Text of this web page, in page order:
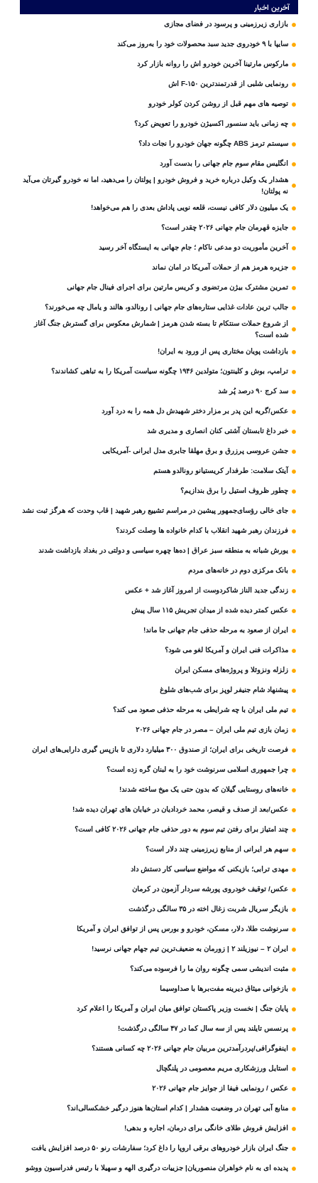
آخرین اخبار
بازاری زیرزمینی و پرسود در فضای مجازی
سایپا با ۹ خودروی جدید سبد محصولات خود را به‌روز می‌کند
مارکوس مارتینا آخرین خودرو اش را روانه بازار کرد
رونمایی شلبی از قدرتمندترین F-۱۵۰ اش
توصیه های مهم قبل از روشن کردن کولر خودرو
چه زمانی باید سنسور اکسیژن خودرو را تعویض کرد؟
سیستم ترمز ABS چگونه جهان خودرو را نجات داد؟
انگلیس مقام سوم جام‌ جهانی را بدست آورد
هشدار یک وکیل درباره خرید و فروش خودرو | پولتان را می‌دهید، اما نه خودرو گیرتان می‌آید
نه پولتان!
یک میلیون دلار کافی نیست، قلعه‌ نویی پاداش بعدی را هم می‌خواهد!
جایزه قهرمان جام جهانی ۲۰۲۶ چقدر است؟
آخرین مأموریت دو مدعی ناکام ؛ جام جهانی به ایستگاه آخر رسید
جزیره هرمز هم از حملات آمریکا در امان نماند
تمرین مشترک بیژن مرتضوی و کریس مارتین برای اجرای فینال جام جهانی
جالب ترین عادات غذایی ستاره‌های جام جهانی | رونالدو، هالند و یامال چه می‌خورند؟
از شروع حملات سنتکام تا بسته شدن هرمز | شمارش معکوس برای گسترش جنگ آغاز
شده است؟
بازداشت پویان مختاری پس از ورود به ایران!
ترامپ، بوش و کلینتون؛ متولدین ۱۹۴۶ چگونه سیاست آمریکا را به تباهی کشاندند؟
سد کرج ۹۰ درصد پُر شد
عکس/گریه این پدر بر مزار دختر شهیدش دل همه را به درد آورد
خبر داغ تابستان آشتی کنان انصاری و مدیری شد
جشن عروسی پرزرق و برق مهلقا جابری مدل ایرانی -آمریکایی
آیتک سلامت: طرفدار کریستیانو رونالدو هستم
چطور ظروف استیل را برق بندازیم؟
جای خالی رؤسای‌جمهور پیشین در مراسم تشییع رهبر شهید | قاب وحدت که هرگز ثبت نشد
فرزندان رهبر شهید انقلاب با کدام خانواده ها وصلت کردند؟
یورش شبانه به منطقه سبز عراق | ده‌ها چهره سیاسی و دولتی در بغداد بازداشت شدند
بانک مرکزی دوم در خانه‌های مردم
زندگی جدید الناز شاکردوست از امروز آغاز شد + عکس
عکس کمتر دیده شده از میدان تجریش ۱۱۵ سال پیش
ایران از صعود به مرحله حذفی جام جهانی جا ماند!
مذاکرات فنی ایران و آمریکا لغو می شود؟
زلزله ونزوئلا و پروژه‌های مسکن ایران
پیشنهاد شام جنیفر لوپز برای شب‌های شلوغ
تیم ملی ایران با چه شرایطی به مرحله حذفی صعود می کند؟
زمان بازی تیم ملی ایران – مصر در جام جهانی ۲۰۲۶
فرصت تاریخی برای ایران؛ از صندوق ۳۰۰ میلیارد دلاری تا بازپس گیری دارایی‌های ایران
چرا جمهوری اسلامی سرنوشت خود را به لبنان گره زده است؟
خانه‌های روستایی گیلان که بدون حتی یک میخ ساخته شدند!
عکس/بعد از صدف و قیصر، محمد خردادیان در خیابان های تهران دیده شد!
چند امتیاز برای رفتن تیم سوم به دور حذفی جام جهانی ۲۰۲۶ کافی است؟
سهم هر ایرانی از منابع زیرزمینی چند دلار است؟
مهدی ترابی؛ بازیکنی که مواضع سیاسی‌ کار دستش داد
عکس/ توقیف خودروی پورشه سردار آزمون در کرمان
بازیگر سریال شربت زغال‌ اخته در ۳۵ سالگی درگذشت
سرنوشت طلا، دلار، مسکن، خودرو و بورس پس از توافق ایران و آمریکا
ایران ۲ – نیوزیلند ۲ | زورمان به ضعیف‌ترین تیم جهام جهانی نرسید!
مثبت‌ اندیشی سمی چگونه روان ما را فرسوده می‌کند؟
بازخوانی میثاق دیرینه مفت‌برها با صداوسیما
پایان جنگ | نخست وزیر پاکستان توافق میان ایران و آمریکا را اعلام کرد
پرنسس تایلند پس از سه سال کما در ۴۷ سالگی درگذشت!
اینفوگرافی/پردرآمدترین مربیان جام جهانی ۲۰۲۶ چه کسانی هستند؟
استایل ورزشکاری مریم معصومی در پلنگچال
عکس / رونمایی فیفا از جوایز جام جهانی ۲۰۲۶
منابع آبی تهران در وضعیت هشدار | کدام استان‌ها هنوز درگیر خشکسالی‌اند؟
افزایش فروش طلای خانگی برای درمان، اجاره و بدهی!
جنگ ایران بازار خودروهای برقی اروپا را داغ کرد؛ سفارشات رنو ۵۰ درصد افزایش یافت
پدیده ای به نام خواهران منصوریان| جزییات درگیری الهه و سهیلا با رئیس فدراسیون ووشو